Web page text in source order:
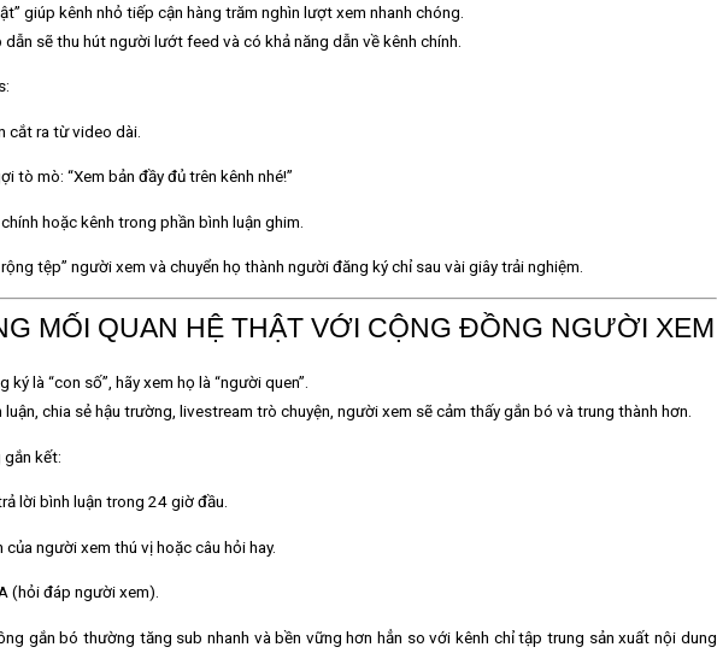
giúp kênh nhỏ tiếp cận hàng trăm nghìn lượt xem nhanh chóng.
sẽ thu hút người lướt feed và có khả năng dẫn về kênh chính.
cắt ra từ video dài.
tò mò: “Xem bản đầy đủ trên kênh nhé!”
hoặc kênh trong phần bình luận ghim.
tệp” người xem và chuyển họ thành người đăng ký chỉ sau vài giây trải nghiệm.
MỐI QUAN HỆ THẬT VỚI CỘNG ĐỒNG NGƯỜI XEM
là “con số”, hãy xem họ là “người quen”.
luận, chia sẻ hậu trường, livestream trò chuyện, người xem sẽ cảm thấy gắn bó và trung thành hơn.
kết:
lời bình luận trong 24 giờ đầu.
của người xem thú vị hoặc câu hỏi hay.
(hỏi đáp người xem).
gắn bó thường tăng sub nhanh và bền vững hơn hẳn so với kênh chỉ tập trung sản xuất nội dung